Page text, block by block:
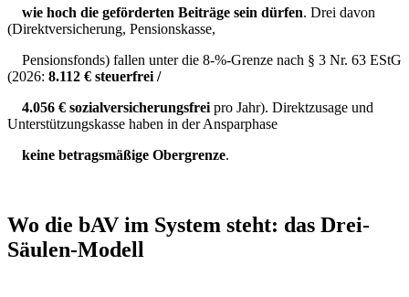
wie hoch die geförderten Beiträge sein dürfen. Drei davon
(Direktversicherung, Pensionskasse,
Pensionsfonds) fallen unter die 8-%-Grenze nach § 3 Nr. 63 EStG
(2026: 8.112 € steuerfrei /
4.056 € sozialversicherungsfrei pro Jahr). Direktzusage und
Unterstützungskasse haben in der Ansparphase
keine betragsmäßige Obergrenze.
Wo die bAV im System steht: das Drei-
Säulen-Modell